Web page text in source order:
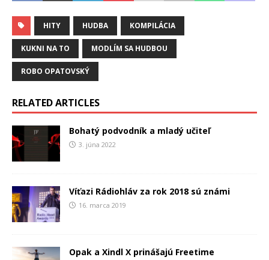
HITY HUDBA KOMPILÁCIA
KUKNI NA TO MODLÍM SA HUDBOU
ROBO OPATOVSKÝ
RELATED ARTICLES
Bohatý podvodník a mladý učiteľ
3. júna 2022
Víťazi Rádiohláv za rok 2018 sú známi
16. marca 2019
Opak a Xindl X prinášajú Freetime